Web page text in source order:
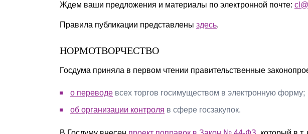
Ждем ваши предложения и материалы по электронной почте:
Правила публикации представлены здесь.
НОРМОТВОРЧЕСТВО
Госдума приняла в первом чтении правительственные
о переводе всех торгов госимуществом в электронную форму;
об организации контроля в сфере госзакупок.